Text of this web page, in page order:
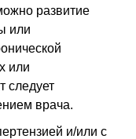
развитие
или
или
следует
врача.
и/или с